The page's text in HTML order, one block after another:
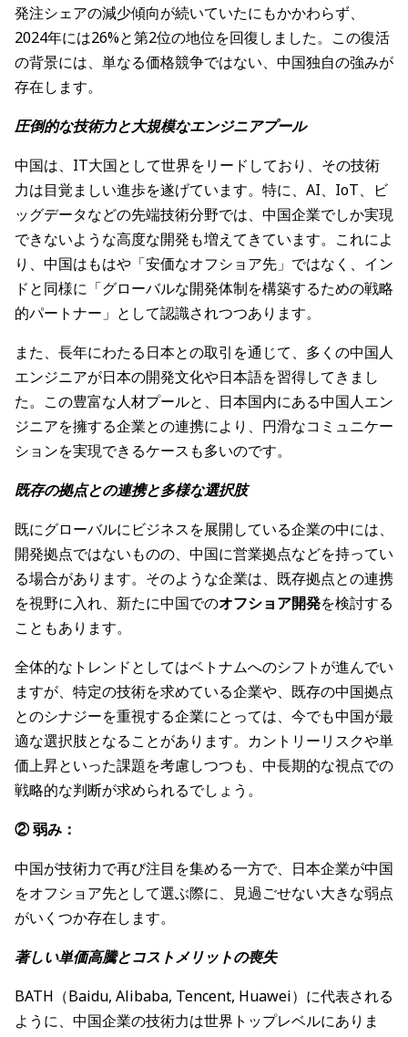
発注シェアの減少傾向が続いていたにもかかわらず、
2024年には26%と第2位の地位を回復しました。この復活
の背景には、単なる価格競争ではない、中国独自の強みが
存在します。
圧倒的な技術力と大規模なエンジニアプール
中国は、IT大国として世界をリードしており、その技術
力は目覚ましい進歩を遂げています。特に、AI、IoT、ビ
ッグデータなどの先端技術分野では、中国企業でしか実現
できないような高度な開発も増えてきています。これによ
り、中国はもはや「安価なオフショア先」ではなく、イン
ドと同様に「グローバルな開発体制を構築するための戦略
的パートナー」として認識されつつあります。
また、長年にわたる日本との取引を通じて、多くの中国人
エンジニアが日本の開発文化や日本語を習得してきまし
た。この豊富な人材プールと、日本国内にある中国人エン
ジニアを擁する企業との連携により、円滑なコミュニケー
ションを実現できるケースも多いのです。
既存の拠点との連携と多様な選択肢
既にグローバルにビジネスを展開している企業の中には、
開発拠点ではないものの、中国に営業拠点などを持ってい
る場合があります。そのような企業は、既存拠点との連携
を視野に入れ、新たに中国でのオフショア開発を検討する
こともあります。
全体的なトレンドとしてはベトナムへのシフトが進んでい
ますが、特定の技術を求めている企業や、既存の中国拠点
とのシナジーを重視する企業にとっては、今でも中国が最
適な選択肢となることがあります。カントリーリスクや単
価上昇といった課題を考慮しつつも、中長期的な視点での
戦略的な判断が求められるでしょう。
② 弱み：
中国が技術力で再び注目を集める一方で、日本企業が中国
をオフショア先として選ぶ際に、見過ごせない大きな弱点
がいくつか存在します。
著しい単価高騰とコストメリットの喪失
BATH（Baidu, Alibaba, Tencent, Huawei）に代表される
ように、中国企業の技術力は世界トップレベルにありま